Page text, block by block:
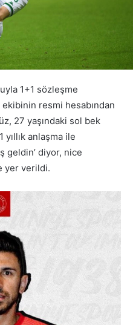
1+1 sözleşme
ekibinin resmi hesabından
27 yaşındaki sol bek
yıllık anlaşma ile
geldin’ diyor, nice
yer verildi.